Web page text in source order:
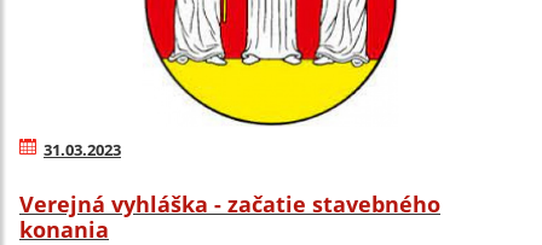
31.03.2023
Verejná vyhláška - začatie stavebného
konania